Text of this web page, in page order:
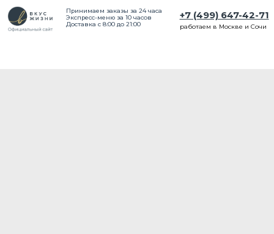
+7 (499) 647-42-71
работаем в Москве и Сочи
Принимаем заказы за 24 часа
Экспресс-меню за 10 часов
Доставка с 8:00 до 21:00